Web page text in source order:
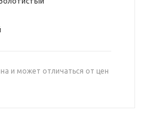
и может отличаться от цен